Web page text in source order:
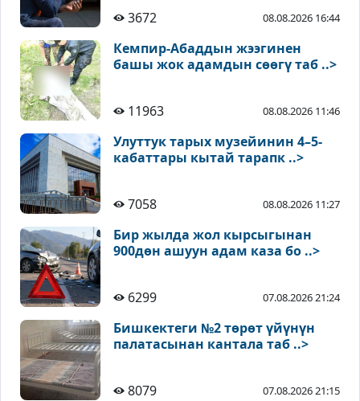
3672 08.08.2026 16:44
Кемпир-Абаддын жээгинен
башы жок адамдын сөөгү таб ..>
11963 08.08.2026 11:46
Улуттук тарых музейинин 4–5-
кабаттары кытай тарапк ..>
7058 08.08.2026 11:27
Бир жылда жол кырсыгынан
900дөн ашуун адам каза бо ..>
6299 07.08.2026 21:24
Бишкектеги №2 төрөт үйүнүн
палатасынан кантала таб ..>
8079 07.08.2026 21:15